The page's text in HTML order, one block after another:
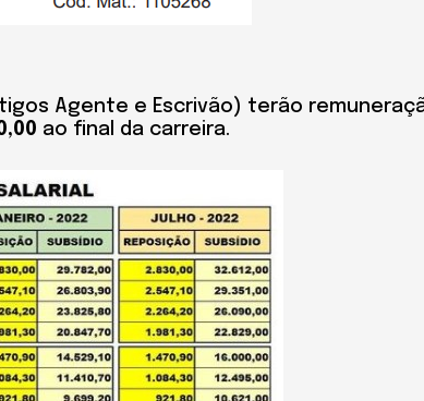
Agente e Escrivão) terão
ao final da carreira.